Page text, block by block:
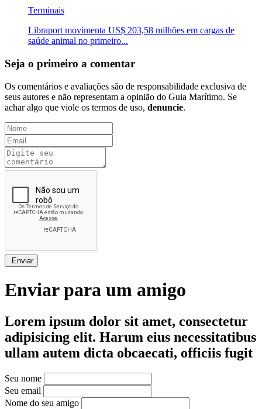
Terminais
Libraport movimenta US$ 203,58 milhões em cargas de
saúde animal no primeiro...
Seja o primeiro a comentar
Os comentários e avaliações são de responsabilidade exclusiva de
seus autores e não representam a opinião do Guia Marítimo. Se
achar algo que viole os termos de uso, denuncie.
Enviar
Enviar para um amigo
Lorem ipsum dolor sit amet, consectetur
adipisicing elit. Harum eius necessitatibus
ullam autem dicta obcaecati, officiis fugit
Seu nome
Seu email
Nome do seu amigo